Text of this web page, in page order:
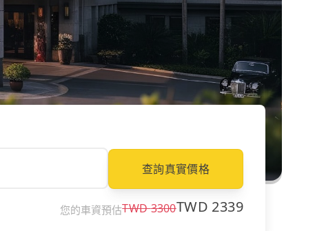
查詢真實價格
您的車資預估TWD3300TWD 2339